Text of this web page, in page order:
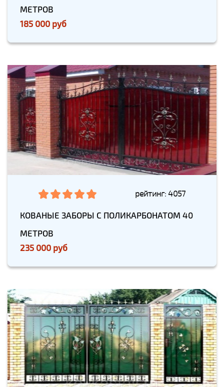
МЕТРОВ
185 000 руб
рейтинг: 4057
КОВАНЫЕ ЗАБОРЫ С ПОЛИКАРБОНАТОМ 40
МЕТРОВ
235 000 руб